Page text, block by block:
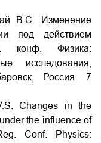
В.С. Изменение
под действием
конф. Физика:
исследования,
Россия. 7
Changes in the
the influence of
Conf. Physics: